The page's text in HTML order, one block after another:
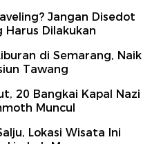
Jangan Disedot
Dilakukan
di Semarang, Naik
Tawang
20 Bangkai Kapal Nazi
Muncul
Lokasi Wisata Ini